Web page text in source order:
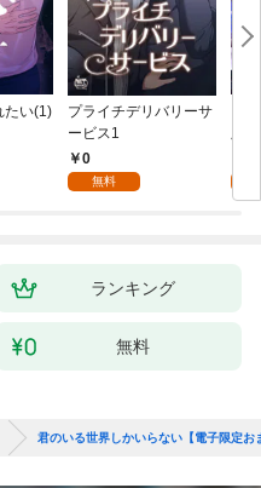
たい(1)
プライチデリバリーサ
ービス1
0
無料
版
ランキング
無料
君のいる世界しかいらない【電子限定お